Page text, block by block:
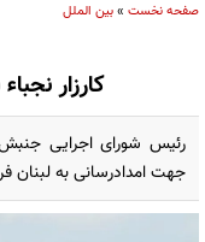
صفحه نخست »بین الملل
کارزار
رئیس شورای اجرایی
جهت امدادرسانی به لبنان